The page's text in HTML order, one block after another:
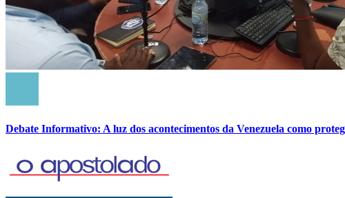
Debate Informativo: A luz dos acontecimentos da Venezuela como